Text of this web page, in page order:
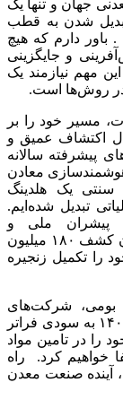
جهان و تنها یک
شدن به قطب
باور دارم که هیچ
و جایگزینی
مهم نیازمند یک
روش‌ها است.
مسیر خود را بر
دل اکتشاف عمیق و
پیشرفته سالانه
معادن
سنتی یک هلدینگ
تبدیل شده‌ایم.
پیشران ملی و
سرمایه‌گذاری گسترده در اکتشاف (که نتیجه آن کشف ۱۸۰ میلیون
را تکمیل زنجیره
بومی، شرکت‌های
دانش‌بنیان و نیروی انسانی متخصص، در افق ۱۴۰۶ به سودی فراتر
را در تامین مواد
خواهیم کرد. راه
آینده صنعت معدن